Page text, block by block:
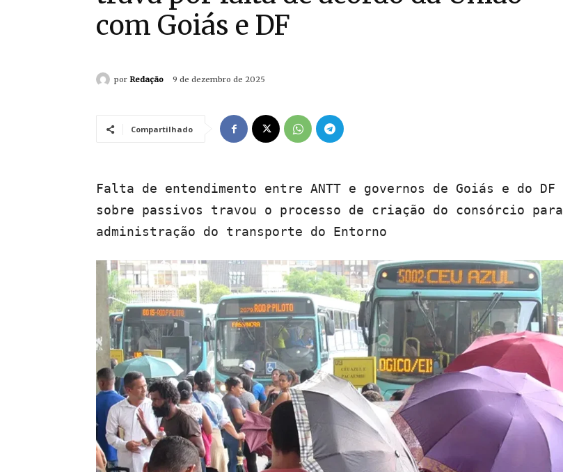
com Goiás e DF
por Redação 9 de dezembro de 2025
Compartilhado
Falta de entendimento entre ANTT e governos de Goiás e do DF
sobre passivos travou o processo de criação do consórcio para
administração do transporte do Entorno